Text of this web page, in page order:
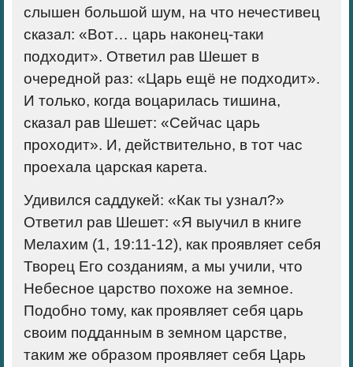
слышен большой шум, на что нечестивец
сказал: «Вот… царь наконец-таки
подходит». Ответил рав Шешет в
очередной раз: «Царь ещё не подходит».
И только, когда воцарилась тишина,
сказал рав Шешет: «Сейчас царь
проходит». И, действительно, в тот час
проехала царская карета.
Удивился саддукей: «Как ты узнал?»
Ответил рав Шешет: «Я выучил в книге
Мелахим (1, 19:11-12), как проявляет себя
Творец Его созданиям, а мы учили, что
Небесное царство похоже на земное.
Подобно тому, как проявляет себя царь
своим подданным в земном царстве,
таким же образом проявляет себя Царь